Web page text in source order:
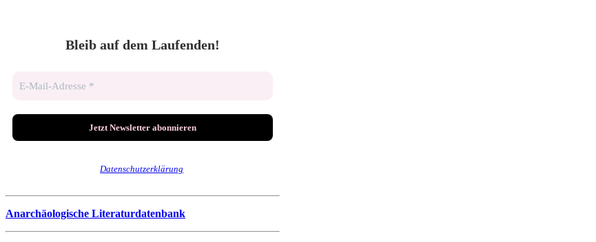
Bleib auf dem Laufenden!
Datenschutzerklärung
Anarchäologische Literaturdatenbank